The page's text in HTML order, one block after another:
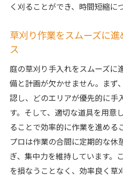
く刈ることができ、時間短縮に
草刈り作業をスムーズに
ス
庭の草刈り手入れをスムーズに
備と計画が欠かせません。まず
認し、どのエリアが優先的に手
す。そして、適切な道具を用意
ることで効率的に作業を進める
プロは作業の合間に定期的な休
ぎ、集中力を維持しています。
を損なうことなく、効率良く草